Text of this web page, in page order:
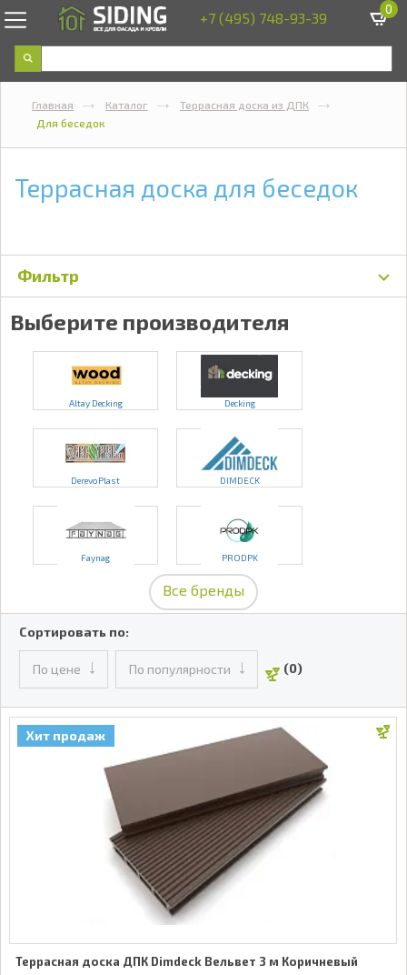
+7 (495) 748-93-39 0
Главная Каталог
Террасная доска из ДПК
Для беседок
Террасная доска для беседок
Фильтр
Выберите производителя
Altay Decking Decking
DerevoPlast DIMDECK
Faynag PRODPK
Все бренды
Сортировать по:
По цене По популярности (0)
Хит продаж
Террасная доска ДПК Dimdeck Вельвет 3 м Коричневый